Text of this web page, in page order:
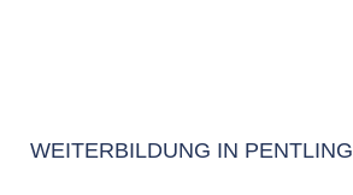
WEITERBILDUNG IN PENTLING